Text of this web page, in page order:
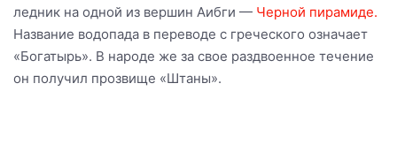
ледник на одной из вершин Аибги — Черной пирамиде.
Название водопада в переводе с греческого означает
«Богатырь». В народе же за свое раздвоенное течение
он получил прозвище «Штаны».